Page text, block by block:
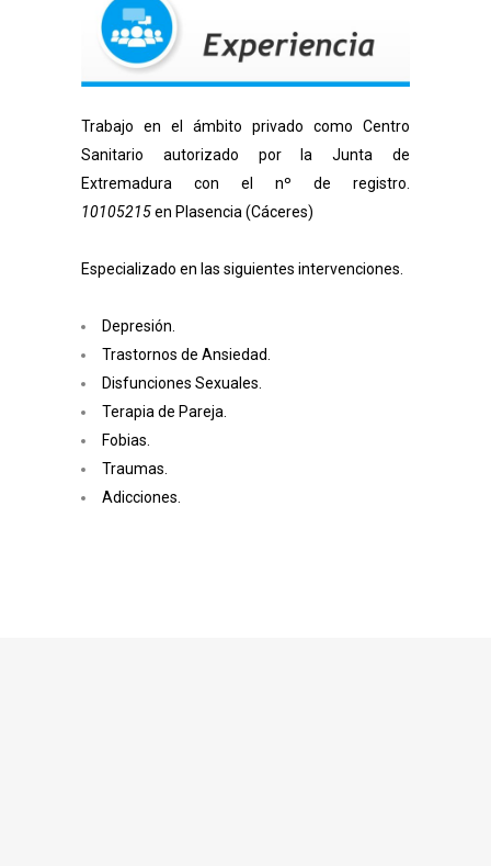
Trabajo en el ámbito privado como Centro
Sanitario autorizado por la Junta de
Extremadura con el nº de registro.
10105215en Plasencia (Cáceres)
Especializado en las siguientes intervenciones.
Depresión.
Trastornos de Ansiedad.
Disfunciones Sexuales.
Terapia de Pareja.
Fobias.
Traumas.
Adicciones.